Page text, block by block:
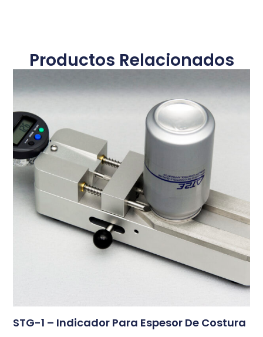
Productos Relacionados
STG-1 – Indicador Para Espesor De Costura